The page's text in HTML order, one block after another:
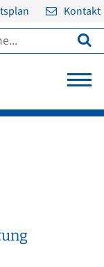
Kontakt
